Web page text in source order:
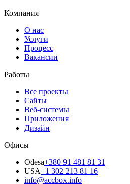
Компания
О нас
Услуги
Процесс
Вакансии
Работы
Все проекты
Сайты
Веб-системы
Приложения
Дизайн
Офисы
Odesa+380 91 481 81 31
USA+1 302 213 81 16
info@accbox.info